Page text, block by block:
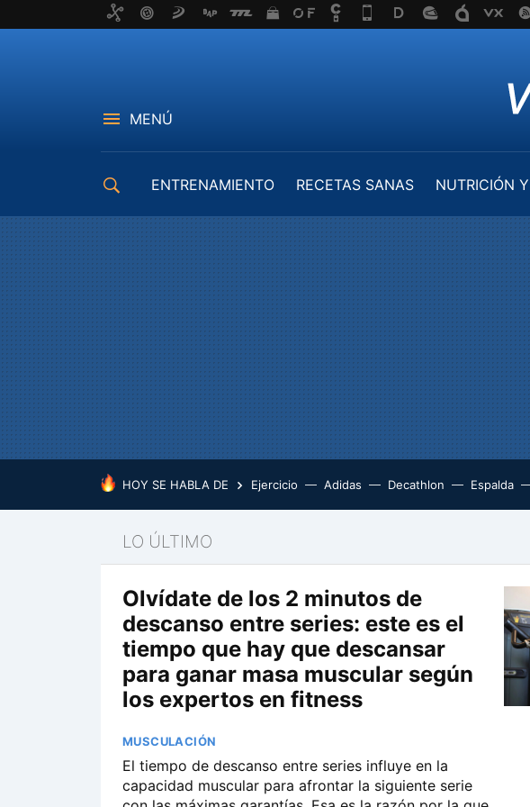
MENÚ
ENTRENAMIENTO RECETAS SANAS NUTRICIÓN
HOY SE HABLA DE Ejercicio Adidas Decathlon Espalda
LO ÚLTIMO
Olvídate de los 2 minutos de
descanso entre series: este es el
tiempo que hay que descansar
para ganar masa muscular según
los expertos en fitness
MUSCULACIÓN
El tiempo de descanso entre series influye en la
capacidad muscular para afrontar la siguiente serie